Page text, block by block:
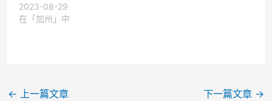
2023-08-29
在「加州」中
← 上一篇文章 下一篇文章 →